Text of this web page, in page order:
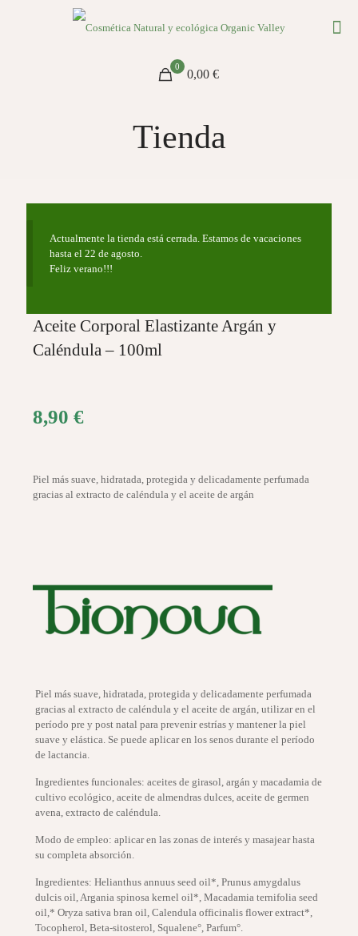
0
0,00 €
Tienda
Actualmente la tienda está cerrada. Estamos de vacaciones
hasta el 22 de agosto.
Feliz verano!!!
Aceite Corporal Elastizante Argán y
Caléndula – 100ml
8,90 €
Piel más suave, hidratada, protegida y delicadamente perfumada
gracias al extracto de caléndula y el aceite de argán
Piel más suave, hidratada, protegida y delicadamente perfumada
gracias al extracto de caléndula y el aceite de argán, utilizar en el
período pre y post natal para prevenir estrías y mantener la piel
suave y elástica. Se puede aplicar en los senos durante el período
de lactancia.
Ingredientes funcionales: aceites de girasol, argán y macadamia de
cultivo ecológico, aceite de almendras dulces, aceite de germen
avena, extracto de caléndula.
Modo de empleo: aplicar en las zonas de interés y masajear hasta
su completa absorción.
Ingredientes: Helianthus annuus seed oil*, Prunus amygdalus
dulcis oil, Argania spinosa kernel oil*, Macadamia ternifolia seed
oil,* Oryza sativa bran oil, Calendula officinalis flower extract*,
Tocopherol, Beta-sitosterol, Squalene°, Parfum°.